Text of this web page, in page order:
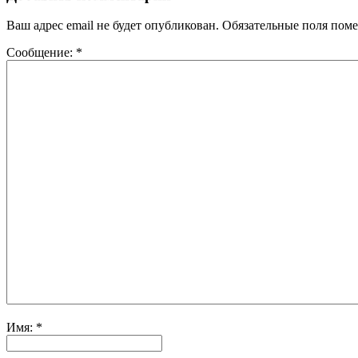
Ваш адрес email не будет опубликован. Обязательные поля
Сообщение: *
Имя: *